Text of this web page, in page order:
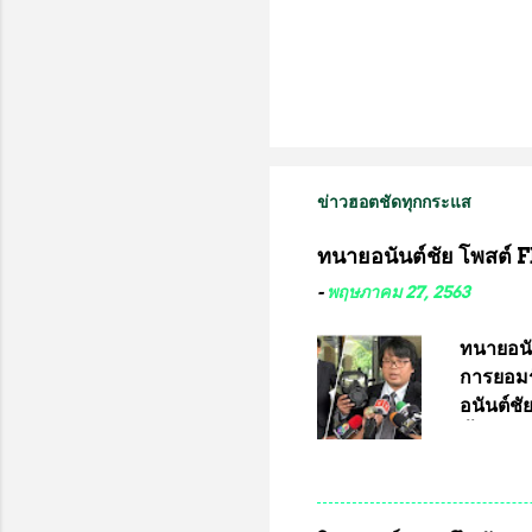
ข่าวฮอตชัดทุกกระแส
ทนายอนันต์ชัย โพสต์
- พฤษภาคม 27, 2563
ทนายอ
การยอ
อนันต์ชั